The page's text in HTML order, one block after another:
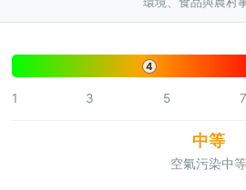
4
1 3 5 7
中等
空氣污染中等